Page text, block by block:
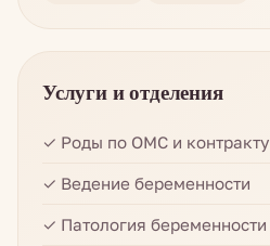
Услуги и отделения
✓ Роды по ОМС и контракту
✓ Ведение беременности
✓ Патология беременности